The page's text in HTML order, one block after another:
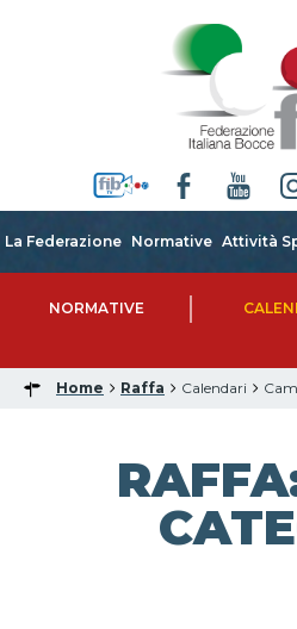
La Federazione Normative Attività
NORMATIVE
Home Raffa Calendari